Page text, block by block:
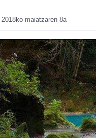
2018ko maiatzaren 8a